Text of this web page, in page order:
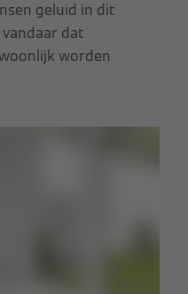
geluid in dit
dat
worden